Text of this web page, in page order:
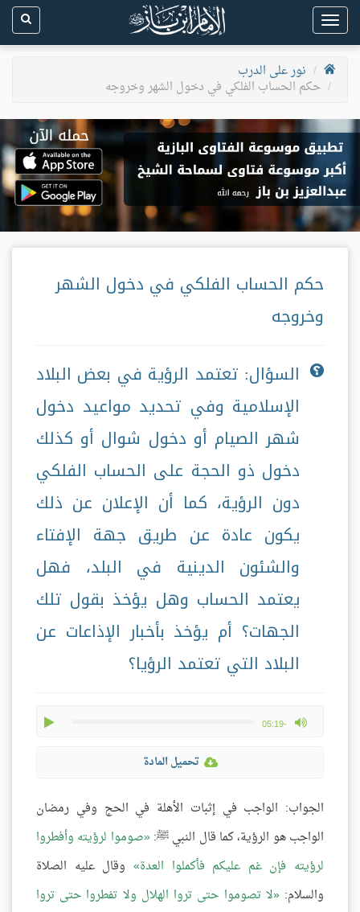
Toggle
navigation
نور على الدرب
حكم الحساب الفلكي في دخول الشهر وخروجه
حكم الحساب الفلكي في دخول الشهر
وخروجه
السؤال: تعتمد الرؤية في بعض البلاد
الإسلامية وفي تحديد مواعيد دخول
شهر الصيام أو دخول شوال أو كذلك
دخول ذو الحجة على الحساب الفلكي
دون الرؤية، كما أن الإعلان عن ذلك
يكون عادة عن طريق جهة الإفتاء
والشئون الدينية في البلد، فهل
يعتمد الحساب وهل يؤخذ بقول تلك
الجهات؟ أم يؤخذ بأخبار الإذاعات عن
البلاد التي تعتمد الرؤيا؟
-05:19
max volume
تحميل المادة
الجواب: الواجب في إثبات الأهلة في الحج وفي رمضان
الواجب هو الرؤية، كما قال النبي ﷺ: صوموا لرؤيته وأفطروا
لرؤيته فإن غم عليكم فأكملوا العدة
وقال عليه الصلاة
والسلام: لا تصوموا حتى تروا الهلال ولا تفطروا حتى تروا